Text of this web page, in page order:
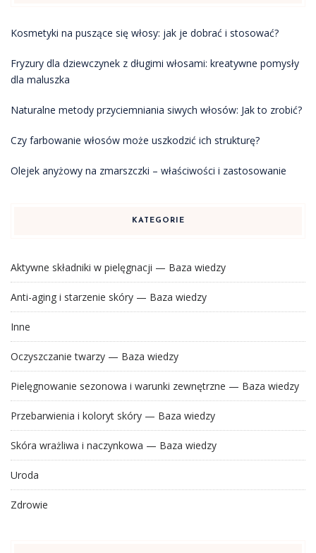
Kosmetyki na puszące się włosy: jak je dobrać i stosować?
Fryzury dla dziewczynek z długimi włosami: kreatywne pomysły
dla maluszka
Naturalne metody przyciemniania siwych włosów: Jak to zrobić?
Czy farbowanie włosów może uszkodzić ich strukturę?
Olejek anyżowy na zmarszczki – właściwości i zastosowanie
KATEGORIE
Aktywne składniki w pielęgnacji — Baza wiedzy
Anti-aging i starzenie skóry — Baza wiedzy
Inne
Oczyszczanie twarzy — Baza wiedzy
Pielęgnowanie sezonowa i warunki zewnętrzne — Baza wiedzy
Przebarwienia i koloryt skóry — Baza wiedzy
Skóra wrażliwa i naczynkowa — Baza wiedzy
Uroda
Zdrowie